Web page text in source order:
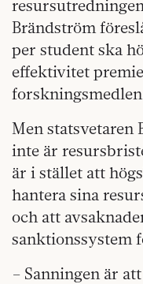
Brändström
per student ska
effektivitet
Men statsvetaren
inte är
är i stället att
hantera sina
och att
sanktionssystem
– Sanningen är